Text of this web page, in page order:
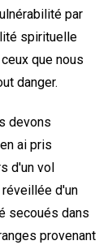
par
spirituelle
que nous
danger.
devons
ai pris
d'un vol
d'un
secoués dans
provenant